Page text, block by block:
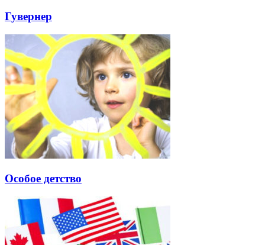
Гувернер
Особое детство